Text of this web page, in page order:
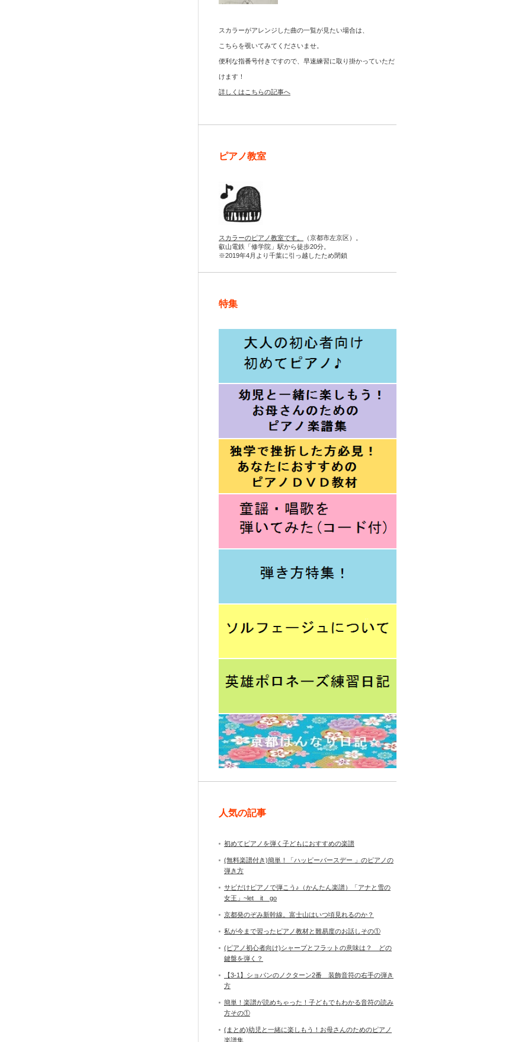
スカラーがアレンジした曲の一覧が見たい場合は、
こちらを覗いてみてくださいませ。
便利な指番号付きですので、早速練習に取り掛かっていただ
けます！
詳しくはこちらの記事へ
ピアノ教室
スカラーのピアノ教室です。
（京都市左京区）。
叡山電鉄「修学院」駅から徒歩20分。
※2019年4月より千葉に引っ越したため閉鎖
特集
人気の記事
初めてピアノを弾く子どもにおすすめの楽譜
(無料楽譜付き)簡単！「ハッピーバースデー 」のピアノの
弾き方
サビだけピアノで弾こう♪（かんたん楽譜）「アナと雪の
女王」~let it go
京都発のぞみ新幹線。富士山はいつ頃見れるのか？
私が今まで習ったピアノ教材と難易度のお話しその①
(ピアノ初心者向け)シャープとフラットの意味は？ どの
鍵盤を弾く？
【3-1】ショパンのノクターン2番 装飾音符の右手の弾き
方
簡単！楽譜が読めちゃった！子どもでもわかる音符の読み
方その①
(まとめ)幼児と一緒に楽しもう！お母さんのためのピアノ
楽譜集